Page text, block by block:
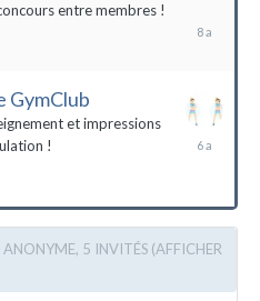
entre membres !
2016
GymClub
et impressions
!
26
ANONYME, 5 INVITÉS (AFFICHER